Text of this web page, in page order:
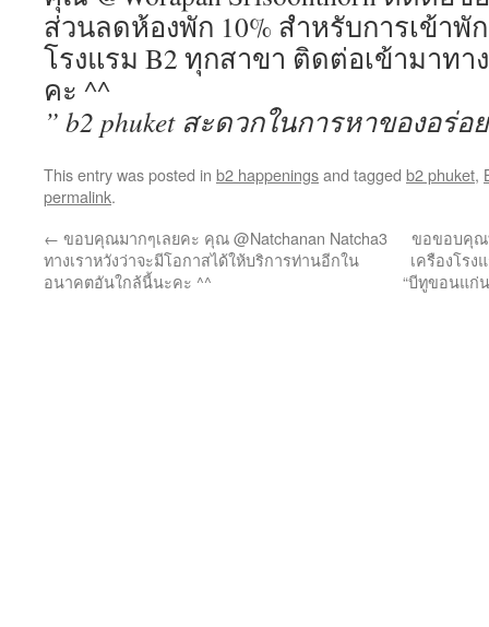
ส่วนลดห้องพัก 10% สำหรับการเข้าพั
โรงแรม B2 ทุกสาขา ติดต่อเข้ามาทาง
คะ ^^
” b2 phuket สะดวกในการหาของอร่อ
This entry was posted in b2 happeningsand tagged b2 phuket,
permalink.
← ขอบคุณมากๆเลยคะ คุณ @Natchanan Natcha3
ทางเราหวังว่าจะมีโอกาสได้ให้บริการท่านอีกใน
อนาคตอันใกล้นี้นะคะ ^^
ขอขอบคุณ
เครืองโร
“บีทูขอนแก่